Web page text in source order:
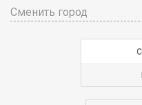
Сменить город